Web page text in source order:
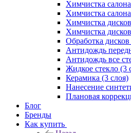
Химчистка салона
Химчистка салона
Химчистка
Химчистка
Обработка
Антидождь
Антидождь все
Жидкое стекло (3
Керамика (3 слоя)
Нанесение
Плановая
Блог
Бренды
Как купить